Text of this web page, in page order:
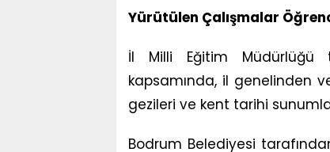
Yürütülen Çalışmalar
İl Milli Eğitim Müdürlüğü
kapsamında, il genelinden
gezileri ve kent tarihi
Bodrum Belediyesi